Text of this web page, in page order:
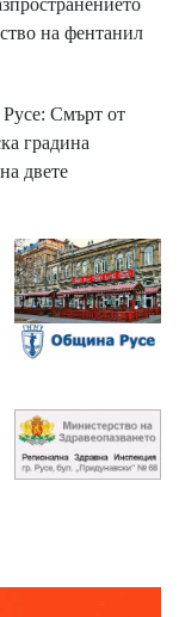
на фентанил
Смърт от
градина
двете